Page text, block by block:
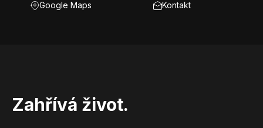
Google Maps Kontakt
Zahřívá život.